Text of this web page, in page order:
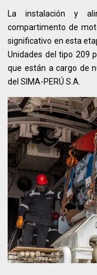
La instalación y
compartimento de
significativo en esta
Unidades del tipo 209
que están a cargo de
del SIMA-PERÚ S.A.